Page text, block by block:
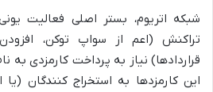
شبکه اتریوم، بستر اصلی فعالیت
تراکنش (اعم از سواپ توکن،
این کارمزدها به استخراج کنندگان